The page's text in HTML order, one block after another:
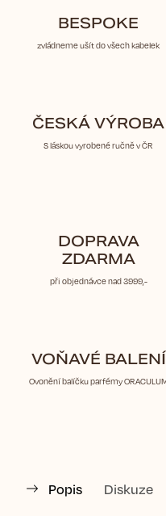
BESPOKE
zvládneme ušít do všech kabelek
ČESKÁ VÝROBA
S láskou vyrobené ručně v ČR
DOPRAVA
ZDARMA
při objednávce nad 3999,-
VOŇAVÉ BALENÍ
Ovonění balíčku parfémy
Popis Diskuze